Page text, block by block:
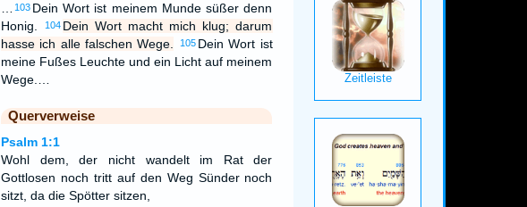
103 Dein Wort ist meinem Munde süßer denn
Honig.
104 Dein Wort macht mich klug; darum
hasse ich alle falschen Wege.
105 Dein Wort ist
meine Fußes Leuchte und ein Licht auf meinem
Wege.…
Querverweise
Psalm 1:1
Wohl dem, der nicht wandelt im Rat der
Gottlosen noch tritt auf den Weg Sünder noch
sitzt, da die Spötter sitzen,